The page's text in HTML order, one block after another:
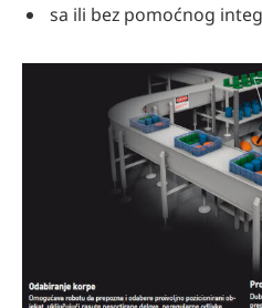
sa ili bez pomoćnog